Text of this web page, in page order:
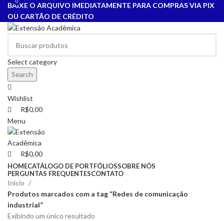
BAIXE O ARQUIVO IMEDIATAMENTE PARA COMPRAS VIA PIX
OU CARTÃO DE CRÉDITO
Select category
Search
Wishlist
0
R$0,00
Menu
0
R$0,00
HOMECATÁLOGO DE PORTFÓLIOSSOBRE NÓS
PERGUNTAS FREQUENTESCONTATO
Início
Produtos marcados com a tag “Redes de comunicação
industrial”
Exibindo um único resultado